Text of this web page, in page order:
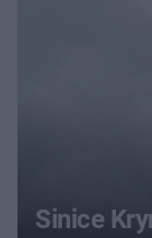
Sinice